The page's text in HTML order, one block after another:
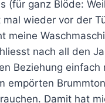
(für ganz Blöde:
mal wieder vor der
meine
nach all den
Beziehung einfach
empörten
Damit hat